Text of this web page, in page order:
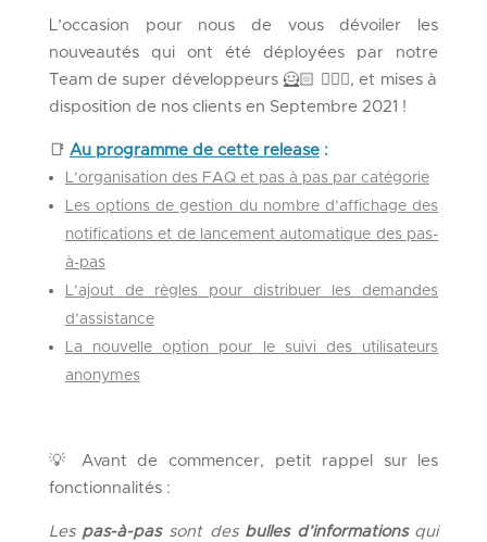
L’occasion pour nous de vous dévoiler les
nouveautés qui ont été déployées par notre
Team de super développeurs 🦸🏻 🦸🏽‍♂️, et mises à
disposition de nos clients en Septembre 2021 !
📑 Au programme de cette release:
L’organisation des FAQ et pas à pas par catégorie
Les options de gestion du nombre d’affichage des
notifications et de lancement automatique des pas-
à-pas
L’ajout de règles pour distribuer les demandes
d’assistance
La nouvelle option pour le suivi des utilisateurs
anonymes
💡 Avant de commencer, petit rappel sur les
fonctionnalités :
Les pas-à-passont des bulles d’informationsqui